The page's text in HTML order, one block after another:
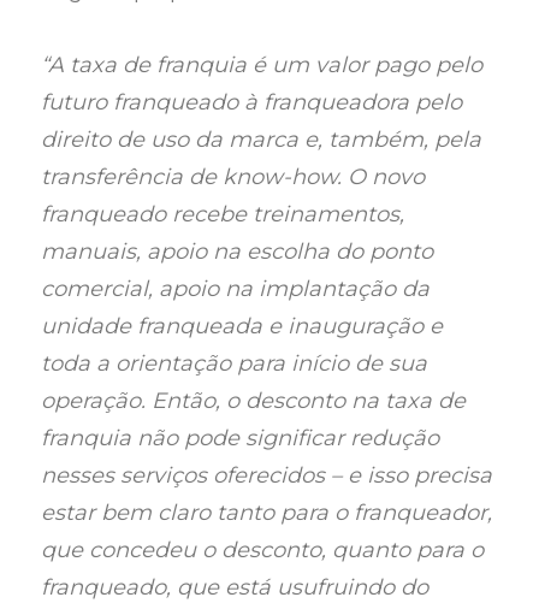
“A taxa de franquia é um valor pago pelo
futuro franqueado à franqueadora pelo
direito de uso da marca e, também, pela
transferência de know-how. O novo
franqueado recebe treinamentos,
manuais, apoio na escolha do ponto
comercial, apoio na implantação da
unidade franqueada e inauguração e
toda a orientação para início de sua
operação. Então, o desconto na taxa de
franquia não pode significar redução
nesses serviços oferecidos – e isso precisa
estar bem claro tanto para o franqueador,
que concedeu o desconto, quanto para o
franqueado, que está usufruindo do